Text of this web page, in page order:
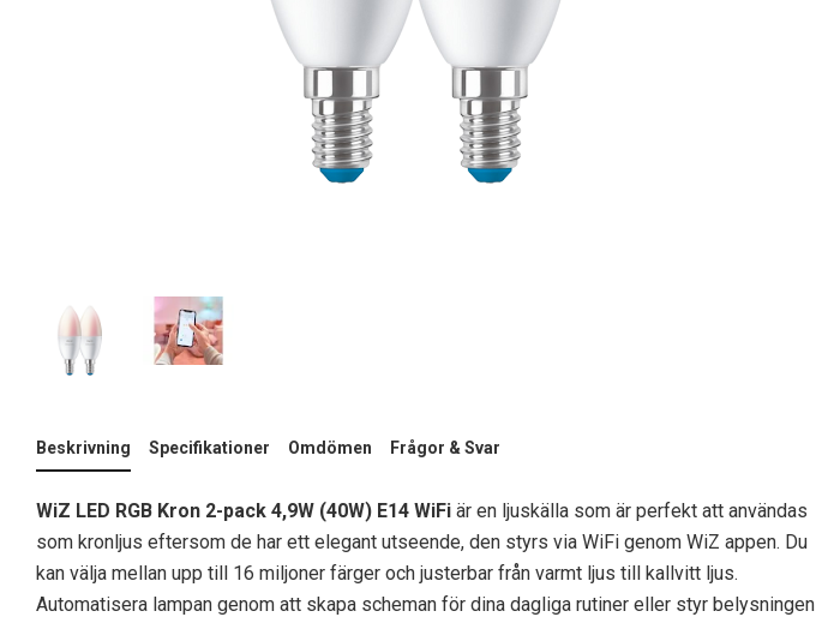
Beskrivning Specifikationer Omdömen Frågor & Svar
WiZ LED RGB Kron 2-pack 4,9W (40W) E14 WiFi är en ljuskälla som är perfekt att användas
som kronljus eftersom de har ett elegant utseende, den styrs via WiFi genom WiZ appen. Du
kan välja mellan upp till 16 miljoner färger och justerbar från varmt ljus till kallvitt ljus.
Automatisera lampan genom att skapa scheman för dina dagliga rutiner eller styr belysningen